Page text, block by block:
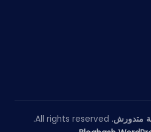
متدورش. All rights reserved.